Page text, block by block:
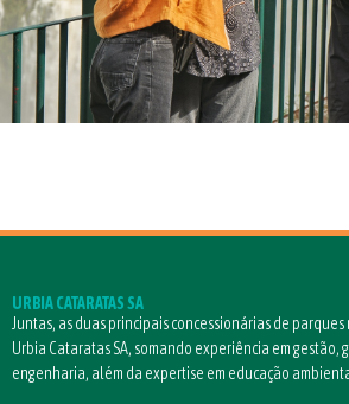
URBIA CATARATAS SA
Juntas, as duas principais concessionárias de
Urbia Cataratas SA, somando experiência em gestão,
engenharia, além da expertise em educação